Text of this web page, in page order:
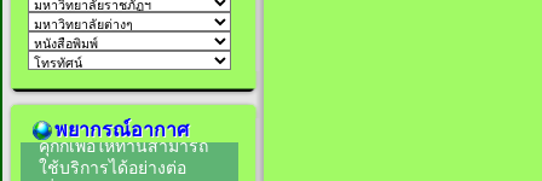
พยากรณ์อากาศ